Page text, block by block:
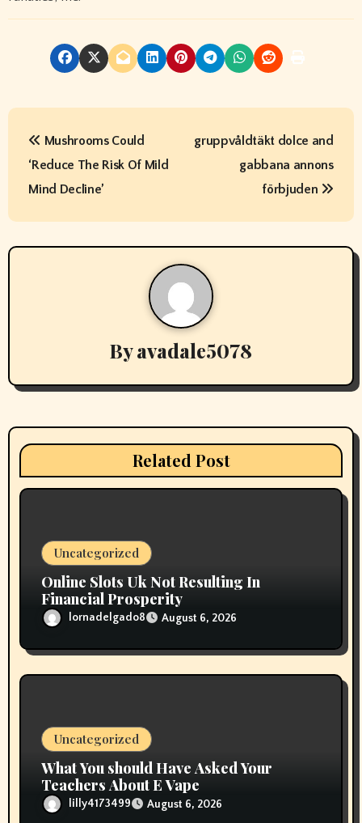
P
t
n
g
a
Mushrooms Could
‘Reduce The Risk Of Mild
Mind Decline’
gruppvåldtäkt dolce and
gabbana annons
förbjuden
Byavadale5078
Related Post
Uncategorized
Online Slots Uk Not Resulting In
Financial Prosperity
lornadelgado8 August 6, 2026
Uncategorized
What You should Have Asked Your
Teachers About E Vape
lilly4173499 August 6, 2026